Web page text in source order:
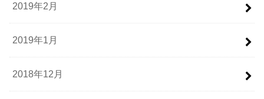
2019年2月
2019年1月
2018年12月